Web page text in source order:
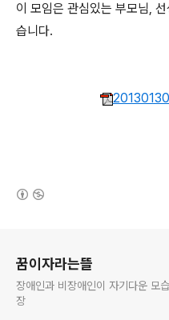
이 모임은 관심있는 부모님,
습니다.
꿈이자라는뜰
장애인과 비장애인이 자기다운 모
장